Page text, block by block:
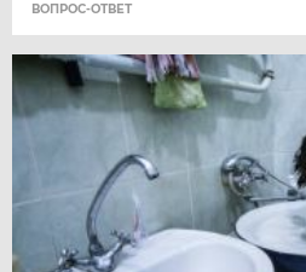
ВОПРОС-ОТВЕТ